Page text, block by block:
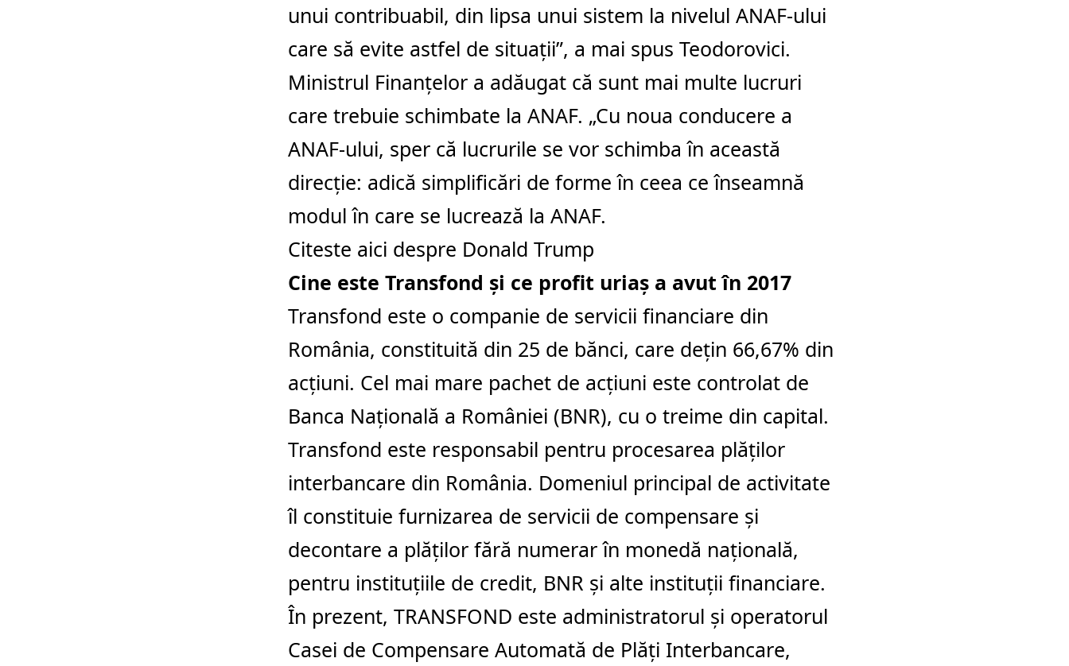
unui contribuabil, din lipsa unui sistem la nivelul ANAF-ului
care să evite astfel de situaţii”, a mai spus Teodorovici.
Ministrul Finanţelor a adăugat că sunt mai multe lucruri
care trebuie schimbate la ANAF. „Cu noua conducere a
ANAF-ului, sper că lucrurile se vor schimba în această
direcţie: adică simplificări de forme în ceea ce înseamnă
modul în care se lucrează la ANAF.
Citeste aici despre Donald Trump
Cine este Transfond şi ce profit uriaş a avut în 2017
Transfond este o companie de servicii financiare din
România, constituită din 25 de bănci, care deţin 66,67% din
acţiuni. Cel mai mare pachet de acţiuni este controlat de
Banca Naţională a României (BNR), cu o treime din capital.
Transfond este responsabil pentru procesarea plăţilor
interbancare din România. Domeniul principal de activitate
îl constituie furnizarea de servicii de compensare şi
decontare a plăţilor fără numerar în monedă naţională,
pentru instituţiile de credit, BNR şi alte instituţii financiare.
În prezent, TRANSFOND este administratorul şi operatorul
Casei de Compensare Automată de Plăţi Interbancare,